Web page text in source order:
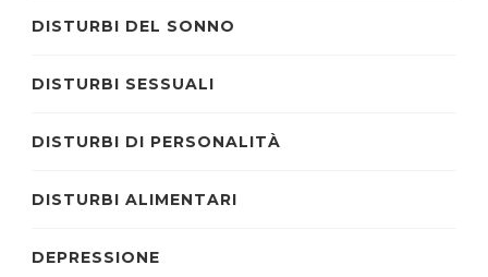
DISTURBI DEL SONNO
DISTURBI SESSUALI
DISTURBI DI PERSONALITÀ
DISTURBI ALIMENTARI
DEPRESSIONE